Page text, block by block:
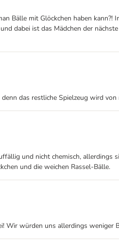
Bälle mit Glöckchen haben
dabei ist das Mädchen der
das restliche Spielzeug wird
und nicht chemisch,
und die weichen Rassel-Bälle.
Wir würden uns allerdings